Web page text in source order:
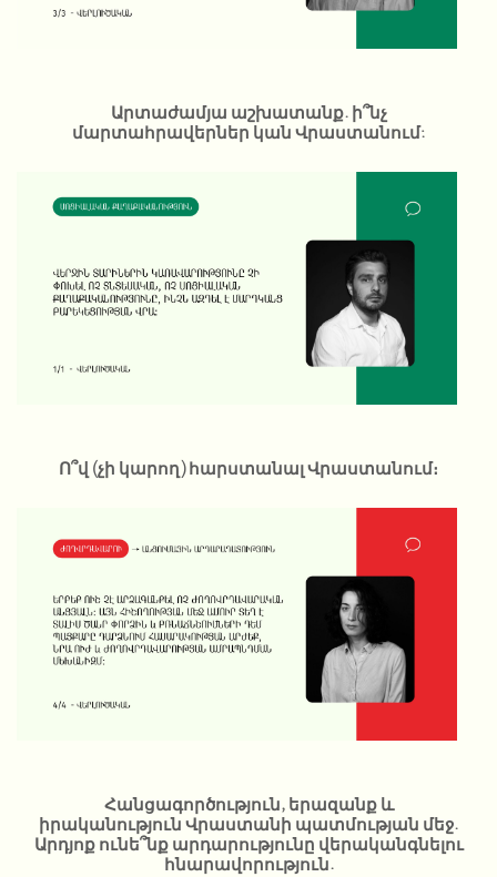
Արտաժամյա աշխատանք. ի՞նչ
մարտահրավերներ կան Վրաստանում:
Ո՞վ (չի կարող) հարստանալ Վրաստանում։
Հանցագործություն, երազանք և
իրականություն Վրաստանի պատմության մեջ.
Արդյոք ունե՞նք արդարությունը վերականգնելու
հնարավորություն.